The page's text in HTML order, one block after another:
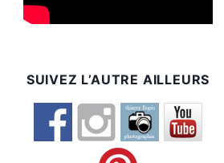
SUIVEZ L’AUTRE AILLEURS